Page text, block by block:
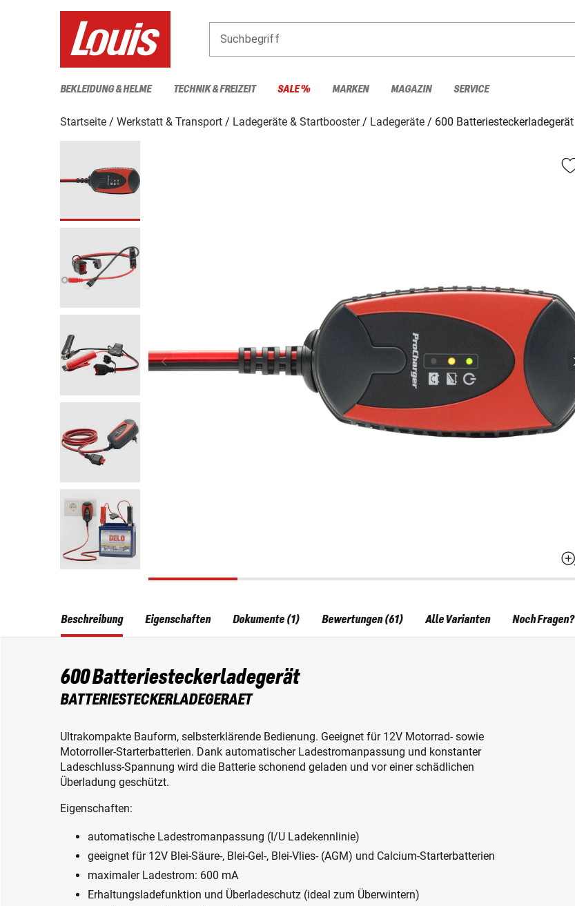
Suchbegriff
BEKLEIDUNG & HELME TECHNIK & FREIZEIT SALE % MARKEN MAGAZIN SERVICE
Startseite Werkstatt & Transport Ladegeräte & Startbooster Ladegeräte
600 Batteriesteckerladegerät
Beschreibung
600 Batteriesteckerladegerät
BATTERIESTECKERLADEGERAET
Ultrakompakte Bauform, selbsterklärende Bedienung. Geeignet für 12V Motorrad- sowie
Motorroller-Starterbatterien. Dank automatischer Ladestromanpassung und konstanter
Ladeschluss-Spannung wird die Batterie schonend geladen und vor einer schädlichen
Überladung geschützt.
Eigenschaften:
automatische Ladestromanpassung (I/U Ladekennlinie)
geeignet für 12V Blei-Säure-, Blei-Gel-, Blei-Vlies- (AGM) und Calcium-Starterbatterien
maximaler Ladestrom: 600 mA
Erhaltungsladefunktion und Überladeschutz (ideal zum Überwintern)
Eigenschaften Dokumente (1) Bewertungen (61) Alle Varianten Noch Fragen?